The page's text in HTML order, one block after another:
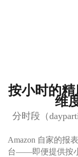
按小时的
维
分时段（
Amazon 自家的报
台——即便提供按